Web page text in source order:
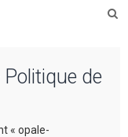
de
« opale-